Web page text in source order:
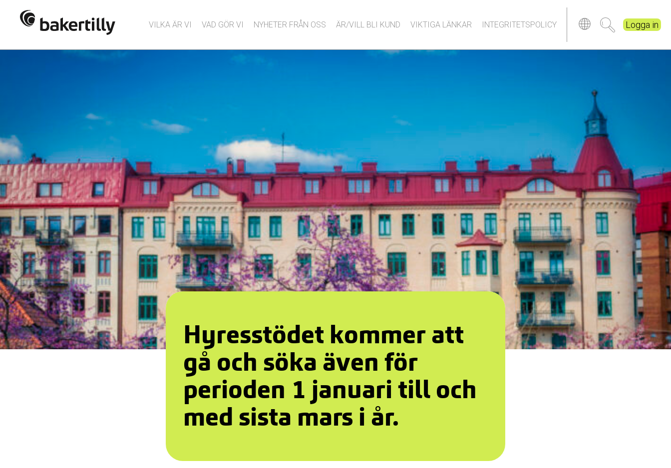
VILKA ÄR VI VAD GÖR VI NYHETER FRÅN OSS ÄR/VILL BLI KUND VIKTIGA LÄNKAR INTEGRITETSPOLICY Logga in
Hyresstödet kommer att
gå och söka även för
perioden 1 januari till och
med sista mars i år.